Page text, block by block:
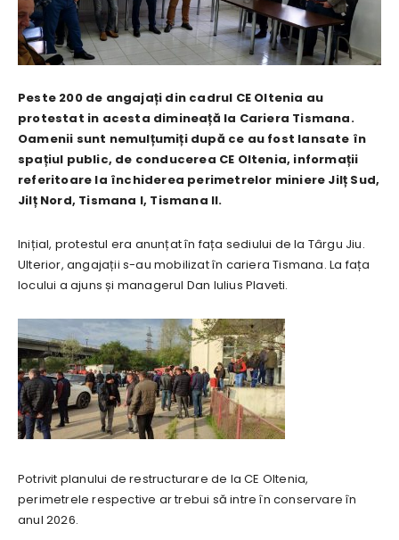
Peste 200 de angajați din cadrul CE Oltenia au
protestat in acesta dimineață la Cariera Tismana.
Oamenii sunt nemulțumiți după ce au fost lansate în
spațiul public, de conducerea CE Oltenia, informații
referitoare la închiderea perimetrelor miniere Jilț Sud,
Jilț Nord, Tismana I, Tismana II.
Inițial, protestul era anunțat în fața sediului de la Târgu Jiu.
Ulterior, angajații s-au mobilizat în cariera Tismana. La fața
locului a ajuns și managerul Dan Iulius Plaveti.
Potrivit planului de restructurare de la CE Oltenia,
perimetrele respective ar trebui să intre în conservare în
anul 2026.